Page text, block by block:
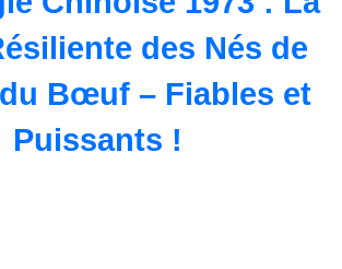
v
i
a
des Nés de
Bœuf – Fiables et
Puissants !